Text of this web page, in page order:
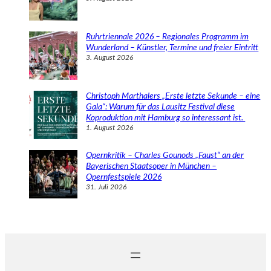
Ruhrtriennale 2026 – Regionales Programm im
Wunderland – Künstler, Termine und freier Eintritt
3. August 2026
Christoph Marthalers „Erste letzte Sekunde – eine
Gala“: Warum für das Lausitz Festival diese
Koproduktion mit Hamburg so interessant ist.
1. August 2026
Opernkritik – Charles Gounods „Faust“ an der
Bayerischen Staatsoper in München –
Opernfestspiele 2026
31. Juli 2026